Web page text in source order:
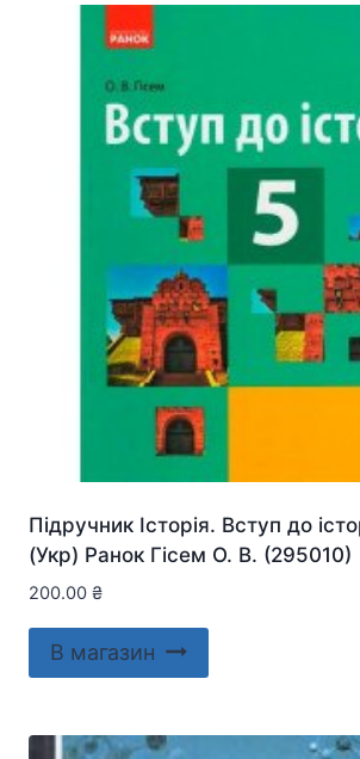
Підручник Історія. Вступ до
(Укр) Ранок Гісем О. В. (295010)
200.00 ₴
В магазин